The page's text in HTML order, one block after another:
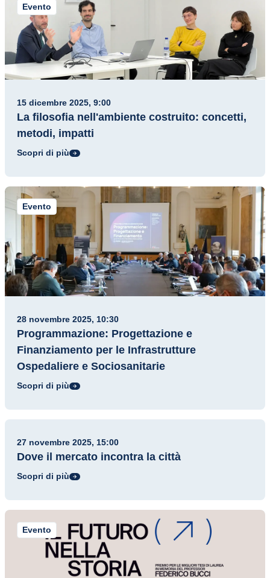
Evento
15 dicembre 2025, 9:00
La filosofia nell'ambiente costruito: concetti,
metodi, impatti
Scopri di più
Evento
28 novembre 2025, 10:30
Programmazione: Progettazione e
Finanziamento per le Infrastrutture
Ospedaliere e Sociosanitarie
Scopri di più
Evento
27 novembre 2025, 15:00
Dove il mercato incontra la città
Scopri di più
Evento